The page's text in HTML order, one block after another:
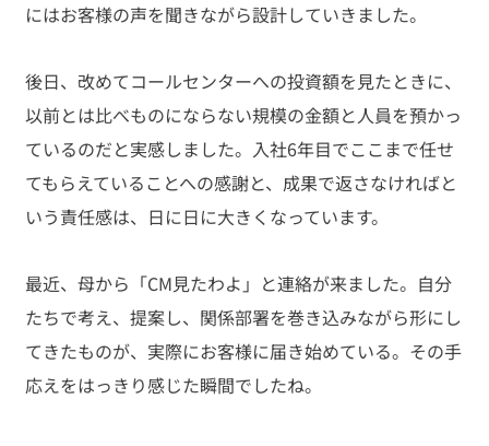
にはお客様の声を聞きながら設計していきました。
後日、改めてコールセンターへの投資額を見たときに、
以前とは比べものにならない規模の金額と人員を預かっ
ているのだと実感しました。入社6年目でここまで任せ
てもらえていることへの感謝と、成果で返さなければと
いう責任感は、日に日に大きくなっています。
最近、母から「CM見たわよ」と連絡が来ました。自分
たちで考え、提案し、関係部署を巻き込みながら形にし
てきたものが、実際にお客様に届き始めている。その手
応えをはっきり感じた瞬間でしたね。